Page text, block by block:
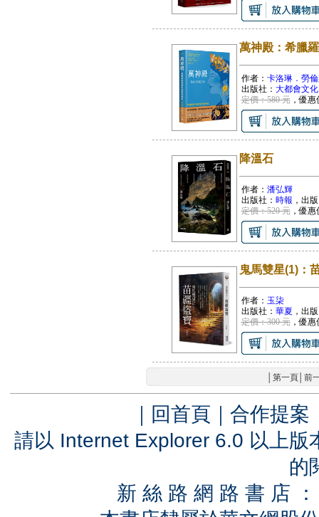
萬神殿：希臘
作者： 卡洛琳．勞倫
出版社： 大都會文化
定價：580 元，優惠
降溫石
作者： 潘弘輝
出版社： 時報 ，出
定價：520 元，優惠
鬼馬雙星(1)：
作者： 玉柒
出版社： 華夏 ，出
定價：300 元，優惠
第一頁│ 前
｜ 回首頁 ｜ 合作提案
請以 Internet Explorer 6.0 以上
的
新 絲 路 網 路 書 店